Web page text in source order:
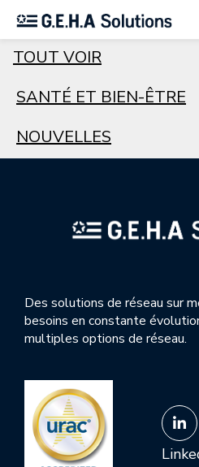
TOUT VOIR
SANTÉ ET BIEN-ÊTRE
NOUVELLES
Des solutions de réseau sur
besoins en constante
multiples options de réseau.